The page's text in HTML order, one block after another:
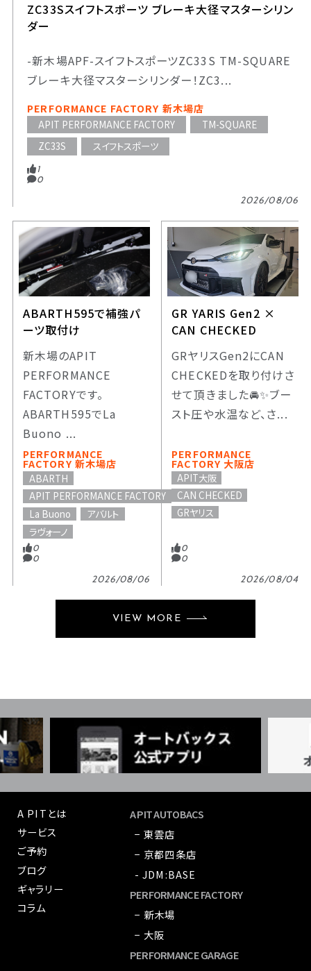
2026/08/06
ZC33Sスイフトスポーツ ブレーキ大径マスターシリン
ダー
-新木場APF-スイフトスポーツZC33S TM-SQUARE
ブレーキ大径マスターシリンダー！ZC3...
PERFORMANCE FACTORY 新木場店
APIT PERFORMANCE FACTORY
TM-SQUARE
ZC33S
スイフトスポーツ
1
0
2026/08/06
ABARTH595で補強パ
ーツ取付け
新木場のAPIT
PERFORMANCE
FACTORYです。
ABARTH595でLa
Buono ...
PERFORMANCE
FACTORY 新木場店
ABARTH
APIT PERFORMANCE FACTORY
La Buono
アバルト
ラヴォーノ
0
0
2026/08/04
GR YARIS Gen2 ×
CAN CHECKED
GRヤリスGen2にCAN
CHECKEDを取り付けさ
せて頂きました🚘️✨️ブー
スト圧や水温など、さ...
PERFORMANCE
FACTORY 大阪店
APIT大阪
CAN CHECKED
GRヤリス
0
0
VIEW MORE
A PITとは
サービス
ご予約
ブログ
ギャラリー
コラム
A PIT AUTOBACS
− 東雲店
− 京都四条店
- JDM:BASE
PERFORMANCE FACTORY
− 新木場
− 大阪
PERFORMANCE GARAGE